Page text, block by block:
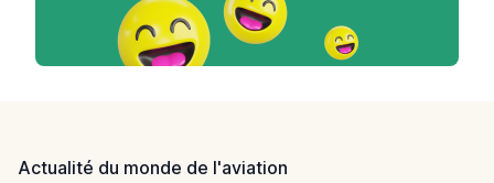
Actualité du monde de l'aviation